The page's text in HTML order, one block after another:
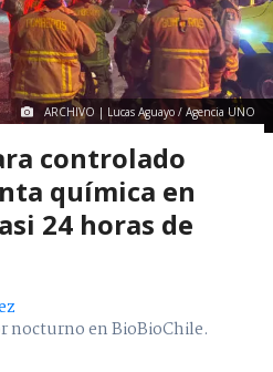
ARCHIVO | Lucas Aguayo / Agencia UNO
controlado
química en
24 horas de
nocturno en BioBioChile.